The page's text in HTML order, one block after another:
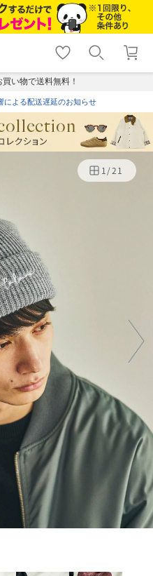
shopping_cart lock_outline
ログイン
い物で送料無料！
による配送遅延のお知らせ
1/21